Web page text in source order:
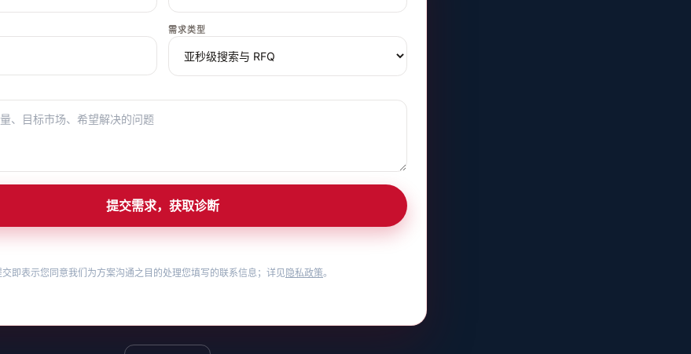
需求类型
提交需求，获取诊断
交即表示您同意我们为方案沟通之目的处理您填写的联系信息；详见隐私政策。